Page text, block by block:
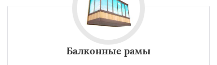
Балконные рамы